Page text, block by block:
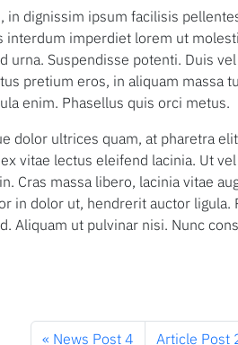
dignissim ipsum facilisis
imperdiet lorem ut
Suspendisse potenti. Duis
pretium eros, in aliquam
enim. Phasellus quis orci metus.
dolor ultrices quam, at pharetra
vitae lectus eleifend lacinia. Ut
massa libero, lacinia vitae
in dolor ut, hendrerit auctor
Aliquam ut pulvinar nisi. Nunc
News Post 4 Article Post